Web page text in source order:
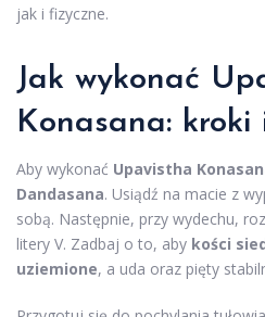
jak i fizyczne.
Jak wykonać
Konasana: kroki
Aby wykonać Upavistha
Dandasana. Usiądź na macie z
sobą. Następnie, przy wydechu,
litery V. Zadbaj o to, aby kości
uziemione, a uda oraz pięty